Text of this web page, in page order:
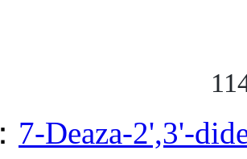
7-Deaza-2',3'-